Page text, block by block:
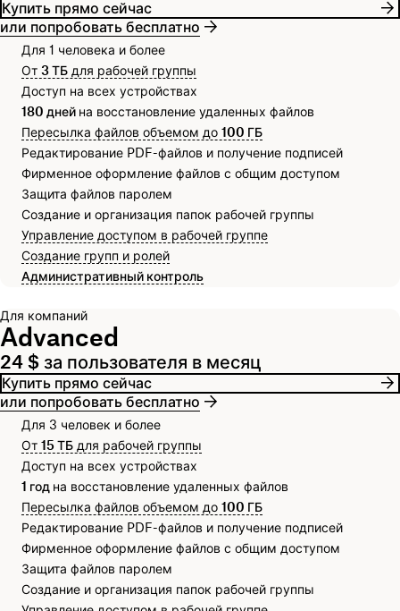
Купить прямо сейчас
или попробовать бесплатно
Для 1 человека и более
От 3 ТБ для рабочей группы
Доступ на всех устройствах
180 дней на восстановление удаленных файлов
Пересылка файлов объемом до 100 ГБ
Редактирование PDF-файлов и получение подписей
Фирменное оформление файлов с общим доступом
Защита файлов паролем
Создание и организация папок рабочей группы
Управление доступом в рабочей группе
Создание групп и ролей
Административный контроль
Для компаний
Advanced
24 $ за пользователя в месяц
Купить прямо сейчас
или попробовать бесплатно
Для 3 человек и более
От 15 ТБ для рабочей группы
Доступ на всех устройствах
1 год на восстановление удаленных файлов
Пересылка файлов объемом до 100 ГБ
Редактирование PDF-файлов и получение подписей
Фирменное оформление файлов с общим доступом
Защита файлов паролем
Создание и организация папок рабочей группы